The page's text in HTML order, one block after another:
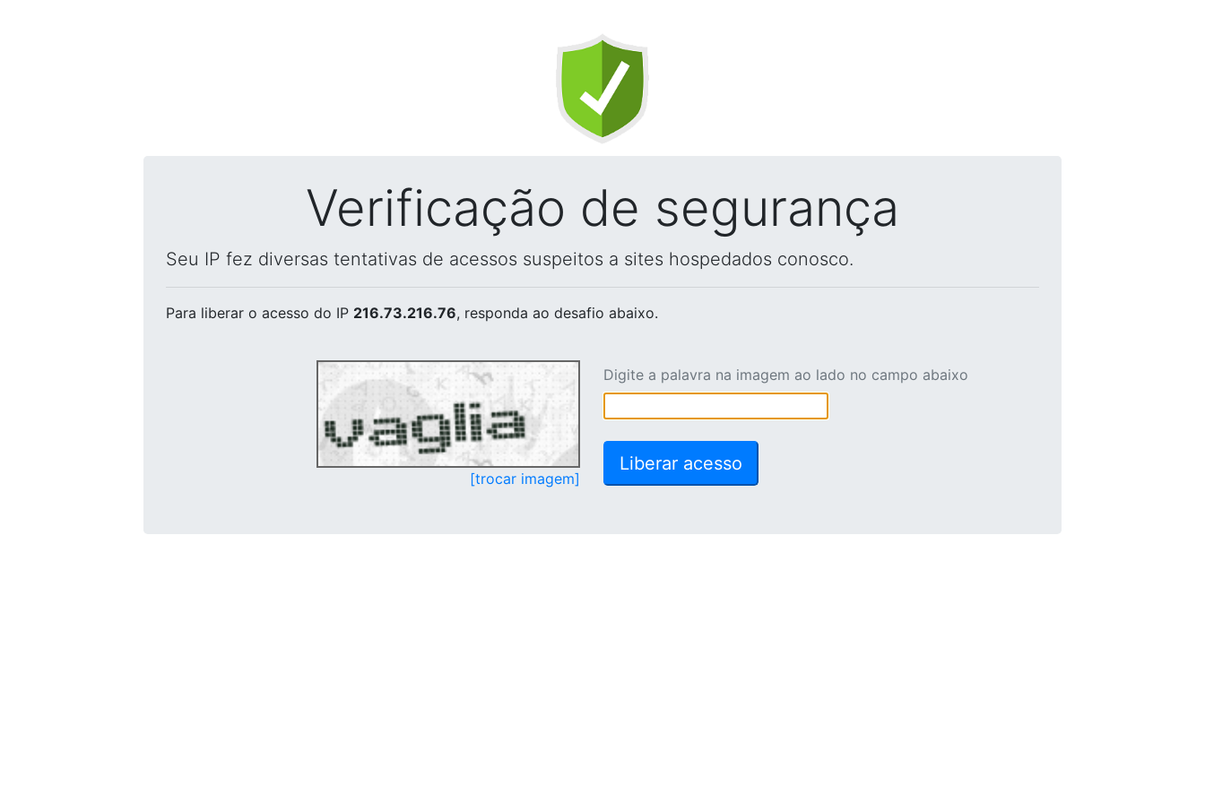
Verificação de segurança
Seu IP fez diversas tentativas de acessos suspeitos a sites hospedados conosco.
Para liberar o acesso do IP 216.73.216.76, responda ao desafio abaixo.
[trocar imagem]
Digite a palavra na imagem ao lado no campo abaixo